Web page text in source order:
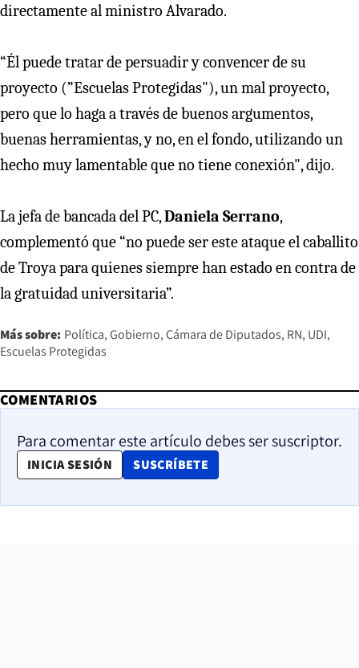
directamente al ministro Alvarado.
“Él puede tratar de persuadir y convencer de su
proyecto (”Escuelas Protegidas"), un mal proyecto,
pero que lo haga a través de buenos argumentos,
buenas herramientas, y no, en el fondo, utilizando un
hecho muy lamentable que no tiene conexión", dijo.
La jefa de bancada del PC,Daniela Serrano,
complementó que “no puede ser este ataque el caballito
de Troya para quienes siempre han estado en contra de
la gratuidad universitaria”.
Más sobre: Política Gobierno Cámara de Diputados RN UDI
Escuelas Protegidas
COMENTARIOS
Para comentar este artículo debes ser suscriptor.
INICIA SESIÓN SUSCRÍBETE
OPENS IN NEW WINDOW